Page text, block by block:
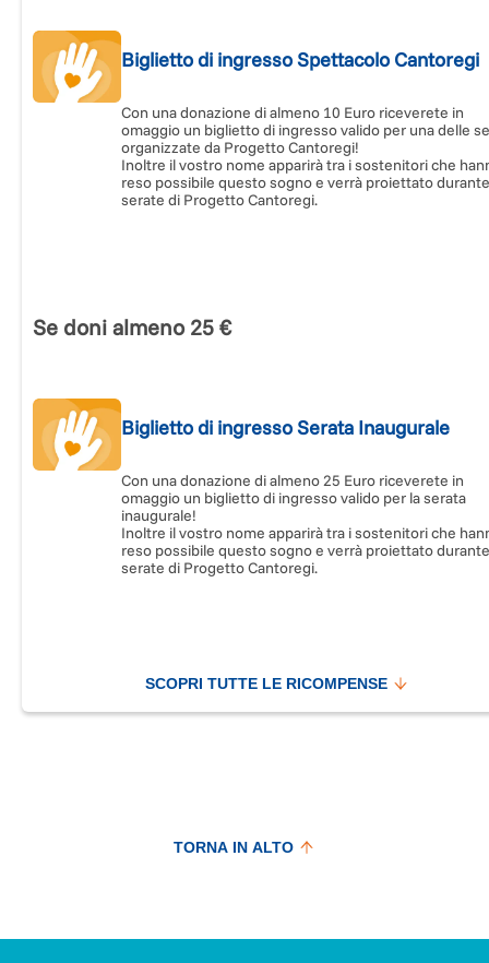
Biglietto di ingresso Spettacolo Cantoregi
Con una donazione di almeno 10 Euro riceverete in
omaggio un biglietto di ingresso valido per una delle
organizzate da Progetto Cantoregi!
Inoltre il vostro nome apparirà tra i sostenitori che
reso possibile questo sogno e verrà proiettato
serate di Progetto Cantoregi.
Se doni almeno 25 €
Biglietto di ingresso Serata Inaugurale
Con una donazione di almeno 25 Euro riceverete in
omaggio un biglietto di ingresso valido per la serata
inaugurale!
Inoltre il vostro nome apparirà tra i sostenitori che
reso possibile questo sogno e verrà proiettato
serate di Progetto Cantoregi.
SCOPRI TUTTE LE RICOMPENSE
TORNA IN ALTO